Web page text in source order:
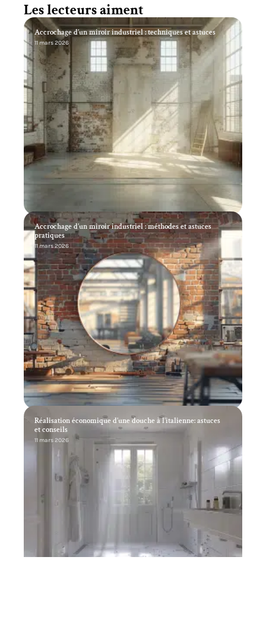
Les lecteurs aiment
Accrochage d’un miroir industriel : techniques et astuces
11 mars 2026
Accrochage d’un miroir industriel : méthodes et astuces
pratiques
11 mars 2026
Réalisation économique d’une douche à l’italienne: astuces
et conseils
11 mars 2026